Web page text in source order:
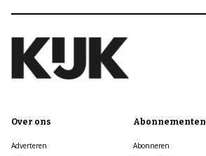
Over ons
Adverteren
Abonnementen
Abonneren